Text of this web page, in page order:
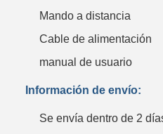
Mando a distancia
Cable de alimentación
manual de usuario
Información de envío:
Se envía dentro de 2